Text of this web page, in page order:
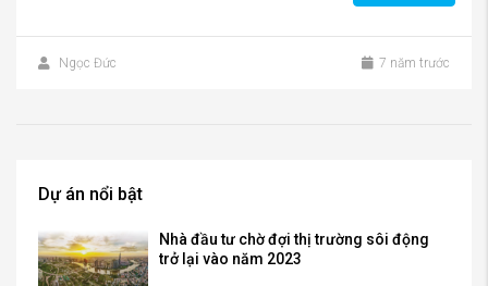
Ngọc Đức 7 năm trước
Dự án nổi bật
Nhà đầu tư chờ đợi thị trường sôi động
trở lại vào năm 2023